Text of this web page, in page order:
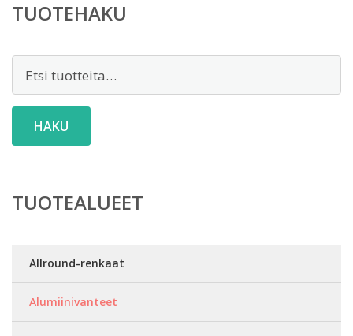
TUOTEHAKU
HAKU
TUOTEALUEET
Allround-renkaat
Alumiinivanteet